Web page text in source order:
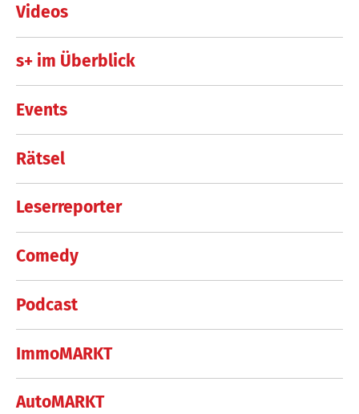
Videos
s+ im Überblick
Events
Rätsel
Leserreporter
Comedy
Podcast
ImmoMARKT
AutoMARKT